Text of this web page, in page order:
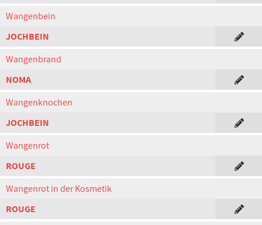
Wangenbein
JOCHBEIN
Wangenbrand
NOMA
Wangenknochen
JOCHBEIN
Wangenrot
ROUGE
Wangenrot in der Kosmetik
ROUGE